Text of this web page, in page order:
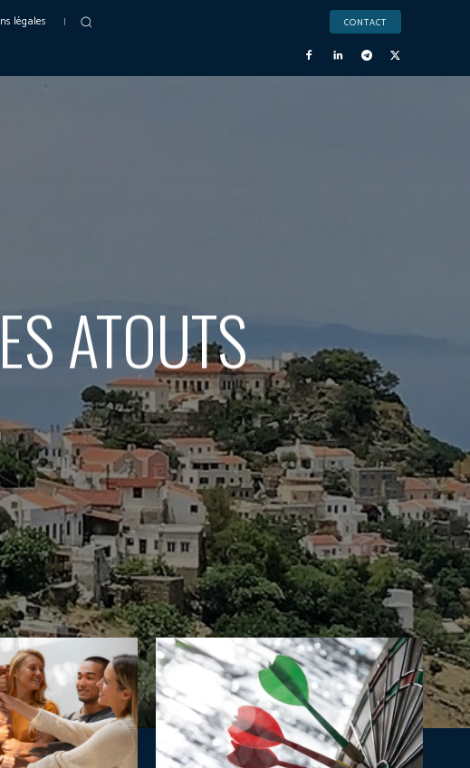
légales CONTACT
ATOUTS